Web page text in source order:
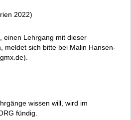
2022)
einen Lehrgang mit dieser
meldet sich bitte bei Malin Hansen-
wissen will, wird im
fündig.